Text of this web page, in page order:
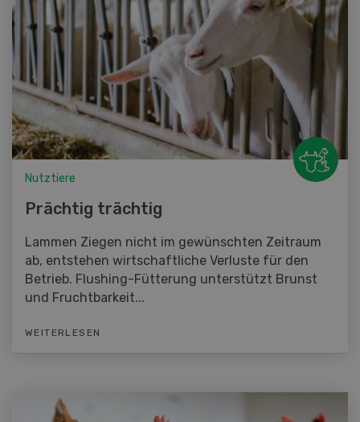
Nutztiere
Prächtig trächtig
Lammen Ziegen nicht im gewünschten Zeitraum
ab, entstehen wirtschaftliche Verluste für den
Betrieb. Flushing-Fütterung unterstützt Brunst
und Fruchtbarkeit...
WEITERLESEN